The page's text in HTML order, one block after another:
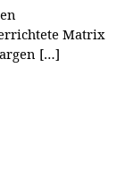
Matrix
[…]